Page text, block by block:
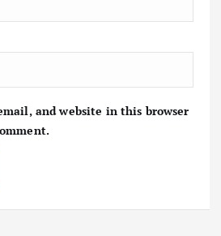
and website in this browser